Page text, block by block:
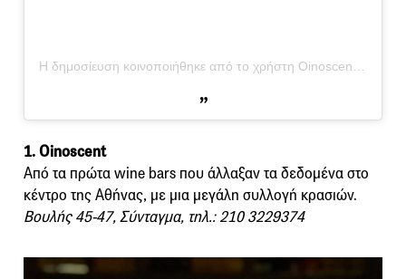
1. Oinoscent
Από τα πρώτα wine bars που άλλαξαν τα δεδομένα στο
κέντρο της Αθήνας, με μια μεγάλη συλλογή κρασιών.
Βουλής 45-47, Σύνταγμα, τηλ.: 210 3229374